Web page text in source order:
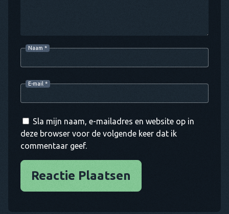
Naam *
E-mail *
Sla mijn naam, e-mailadres en website op in
deze browser voor de volgende keer dat ik
commentaar geef.
Reactie Plaatsen